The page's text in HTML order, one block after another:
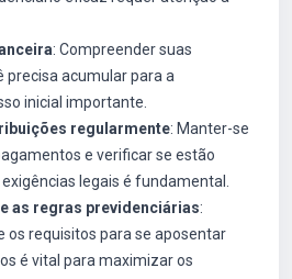
: Compreender suas
precisa acumular para a
inicial importante.
regularmente: Manter-se
e verificar se estão
legais é fundamental.
as regras previdenciárias:
os requisitos para se aposentar
é vital para maximizar os